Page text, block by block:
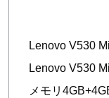
Lenovo V530
Lenovo V530
メモリ